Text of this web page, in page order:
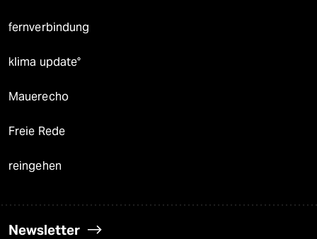
fernverbindung
klima update°
Mauerecho
Freie Rede
reingehen
Newsletter